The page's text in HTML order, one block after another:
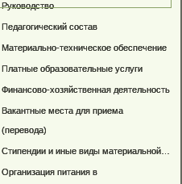
Руководство
Педагогический состав
Материально-техническое обеспечение
Платные образовательные услуги
Финансово-хозяйственная деятельность
Вакантные места для приема
(перевода)
Стипендии и иные виды материальной…
Организация питания в